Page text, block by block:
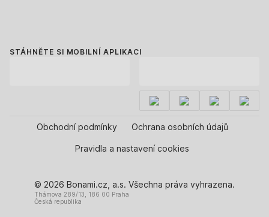
STÁHNĚTE SI MOBILNÍ APLIKACI
Obchodní podmínky Ochrana osobních údajů
Pravidla a nastavení cookies
© 2026 Bonami.cz, a.s. Všechna práva vyhrazena.
Thámova 289/13, 186 00 Praha
Česká republika